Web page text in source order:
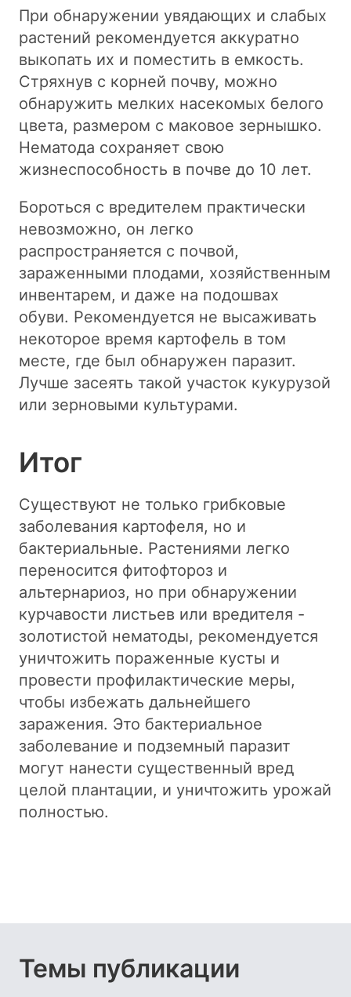
При обнаружении увядающих и слабых
растений рекомендуется аккуратно
выкопать их и поместить в емкость.
Стряхнув с корней почву, можно
обнаружить мелких насекомых белого
цвета, размером с маковое зернышко.
Нематода сохраняет свою
жизнеспособность в почве до 10 лет.
Бороться с вредителем практически
невозможно, он легко
распространяется с почвой,
зараженными плодами, хозяйственным
инвентарем, и даже на подошвах
обуви. Рекомендуется не высаживать
некоторое время картофель в том
месте, где был обнаружен паразит.
Лучше засеять такой участок кукурузой
или зерновыми культурами.
Итог
Существуют не только грибковые
заболевания картофеля, но и
бактериальные. Растениями легко
переносится фитофтороз и
альтернариоз, но при обнаружении
курчавости листьев или вредителя -
золотистой нематоды, рекомендуется
уничтожить пораженные кусты и
провести профилактические меры,
чтобы избежать дальнейшего
заражения. Это бактериальное
заболевание и подземный паразит
могут нанести существенный вред
целой плантации, и уничтожить урожай
полностью.
Темы публикации